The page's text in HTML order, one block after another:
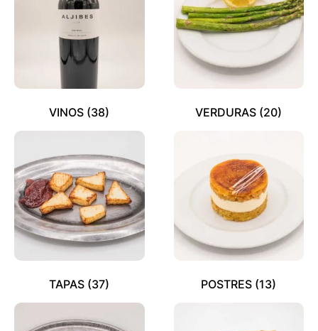
VINOS (38) VERDURAS (20)
TAPAS (37) POSTRES (13)